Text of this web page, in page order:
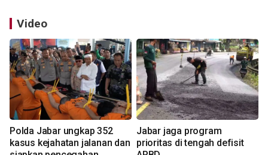
Video
Polda Jabar ungkap 352
kasus kejahatan jalanan dan
Jabar jaga program
prioritas di tengah defisit